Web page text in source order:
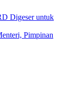
Digeser untuk
Pimpinan